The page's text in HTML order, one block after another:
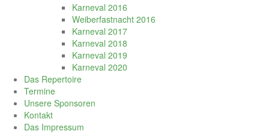
Karneval 2016
Weiberfastnacht 2016
Karneval 2017
Karneval 2018
Karneval 2019
Karneval 2020
Das Repertoire
Termine
Unsere Sponsoren
Kontakt
Das Impressum